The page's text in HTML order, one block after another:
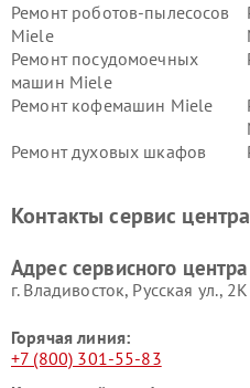
Ремонт роботов-пылесосов
Miele
Ремонт посудомоечных
машин Miele
Ремонт кофемашин Miele
Ремонт духовых шкафов
Miele
Miele
Контакты сервис центра
Адрес сервисного
г. Владивосток, Русская ул., 2К
Горячая линия:
+7 (800) 301-55-83